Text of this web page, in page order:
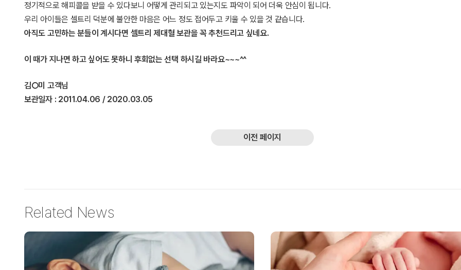
정기적으로 해피콜을 받을 수 있다보니 어떻게 관리되고 있는지도 파악이 되어 더욱 안심이 됩니다.
우리 아이들은 셀트리 덕분에 불안한 마음은 어느 정도 접어두고 키울 수 있을 것 같습니다.
아직도 고민하는 분들이 계시다면 셀트리 제대혈 보관을 꼭 추천드리고 싶네요.
이 때가 지나면 하고 싶어도 못하니 후회없는 선택 하시길 바라요~~~^^
김○미 고객님
보관일자 : 2011.04.06 / 2020.03.05
이전 페이지
Related News